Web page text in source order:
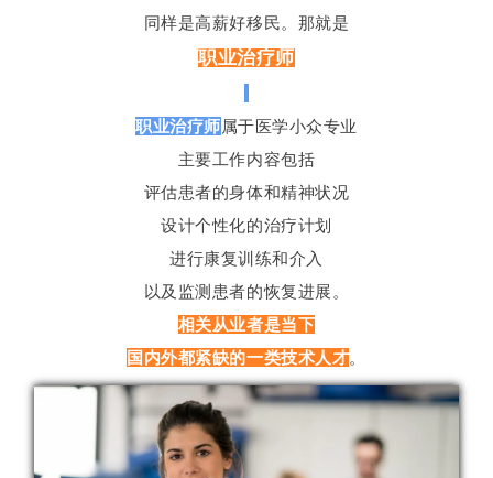
同样是高薪好移民。那就是
职业治疗师
职业治疗师属于医学小众专业
主要工作内容包括
评估患者的身体和精神状况
设计个性化的治疗计划
进行康复训练和介入
以及监测患者的恢复进展。
相关从业者是当下
国内外都紧缺的一类技术人才。